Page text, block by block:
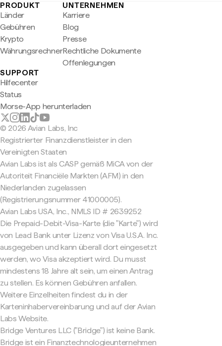
PRODUKT
Länder
Gebühren
Krypto
Währungsrechner
UNTERNEHMEN
Karriere
Blog
Presse
Rechtliche Dokumente
Offenlegungen
SUPPORT
Hilfecenter
Status
Morse-App herunterladen
© 2026 Avian Labs, Inc
Registrierter Finanzdienstleister in den
Vereinigten Staaten
Avian Labs ist als CASP gemäß MiCA von der
Autoriteit Financiële Markten (AFM) in den
Niederlanden zugelassen
(Registrierungsnummer 41000005).
Avian Labs USA, Inc., NMLS ID # 2639252
Die Prepaid-Debit-Visa-Karte (die "Karte") wird
von Lead Bank unter Lizenz von Visa U.S.A. Inc.
ausgegeben und kann überall dort eingesetzt
werden, wo Visa akzeptiert wird. Du musst
mindestens 18 Jahre alt sein, um einen Antrag
zu stellen. Es können Gebühren anfallen.
Weitere Einzelheiten findest du in der
Karteninhabervereinbarung und auf der Avian
Labs Website.
Bridge Ventures LLC ("Bridge") ist keine Bank.
Bridge ist ein Finanztechnologieunternehmen